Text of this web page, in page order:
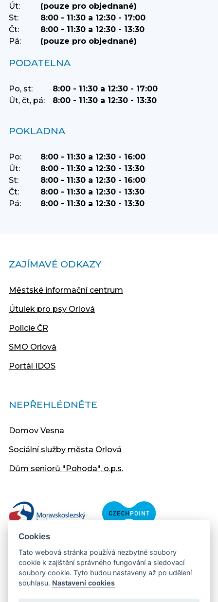
Út:
(pouze pro objednané)
St:
8:00 - 11:30 a 12:30 - 17:00
Čt:
8:00 - 11:30 a 12:30 - 13:30
Pá:
(pouze pro objednané)
PODATELNA
Po, st:
8:00 - 11:30 a 12:30 - 17:00
Út, čt, pá:
8:00 - 11:30 a 12:30 - 13:30
POKLADNA
Po:
8:00 - 11:30 a 12:30 - 16:00
Út:
8:00 - 11:30 a 12:30 - 13:30
St:
8:00 - 11:30 a 12:30 - 16:00
Čt:
8:00 - 11:30 a 12:30 - 13:30
Pá:
8:00 - 11:30 a 12:30 - 13:30
ZAJÍMAVÉ ODKAZY
Městské informační centrum
Útulek pro psy Orlová
Policie ČR
SMO Orlová
Portál IDOS
NEPŘEHLÉDNĚTE
Domov Vesna
Sociální služby města Orlová
Dům seniorů "Pohoda", o.p.s.
Copyright © 2013 - 2026 Městský úřad Orlová
Cookies
Tato webová stránka používá nezbytné soubory
cookie k zajištění správného fungování a sledovací
soubory cookie. Tyto budou nastaveny až po udělení
souhlasu. Nastavení cookies